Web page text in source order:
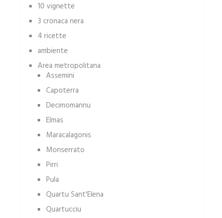
10 vignette
3 cronaca nera
4 ricette
ambiente
Area metropolitana
Assemini
Capoterra
Decimomannu
Elmas
Maracalagonis
Monserrato
Pirri
Pula
Quartu Sant'Elena
Quartucciu